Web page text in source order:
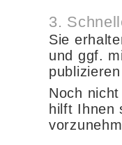
3.
Sie
und ggf.
Noch
hilft Ihnen